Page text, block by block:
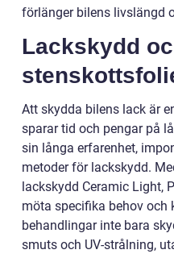
förlänger bilens livslängd
Lackskydd
Att skydda bilens lack är
sparar tid och pengar på
sin långa erfarenhet,
metoder för lackskydd.
lackskydd Ceramic Light,
möta specifika behov och
behandlingar inte bara
smuts och UV-strålning,